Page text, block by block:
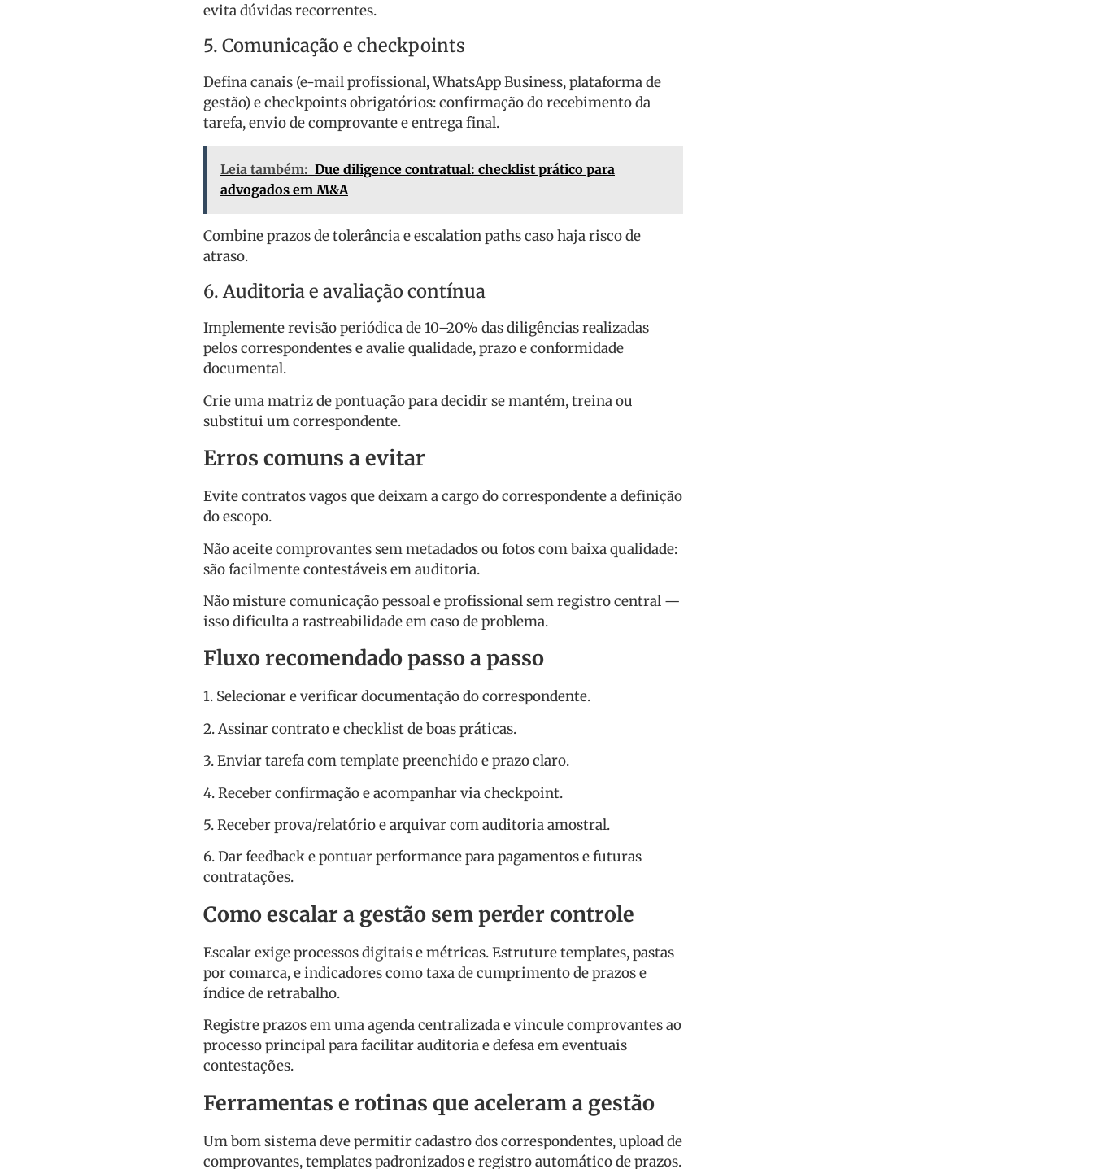
evita dúvidas recorrentes.
5. Comunicação e checkpoints
Defina canais (e-mail profissional, WhatsApp Business, plataforma de
gestão) e checkpoints obrigatórios: confirmação do recebimento da
tarefa, envio de comprovante e entrega final.
Leia também: Due diligence contratual: checklist prático para
advogados em M&A
Combine prazos de tolerância e escalation paths caso haja risco de
atraso.
6. Auditoria e avaliação contínua
Implemente revisão periódica de 10–20% das diligências realizadas
pelos correspondentes e avalie qualidade, prazo e conformidade
documental.
Crie uma matriz de pontuação para decidir se mantém, treina ou
substitui um correspondente.
Erros comuns a evitar
Evite contratos vagos que deixam a cargo do correspondente a definição
do escopo.
Não aceite comprovantes sem metadados ou fotos com baixa qualidade:
são facilmente contestáveis em auditoria.
Não misture comunicação pessoal e profissional sem registro central —
isso dificulta a rastreabilidade em caso de problema.
Fluxo recomendado passo a passo
1. Selecionar e verificar documentação do correspondente.
2. Assinar contrato e checklist de boas práticas.
3. Enviar tarefa com template preenchido e prazo claro.
4. Receber confirmação e acompanhar via checkpoint.
5. Receber prova/relatório e arquivar com auditoria amostral.
6. Dar feedback e pontuar performance para pagamentos e futuras
contratações.
Como escalar a gestão sem perder controle
Escalar exige processos digitais e métricas. Estruture templates, pastas
por comarca, e indicadores como taxa de cumprimento de prazos e
índice de retrabalho.
Registre prazos em uma agenda centralizada e vincule comprovantes ao
processo principal para facilitar auditoria e defesa em eventuais
contestações.
Ferramentas e rotinas que aceleram a gestão
Um bom sistema deve permitir cadastro dos correspondentes, upload de
comprovantes, templates padronizados e registro automático de prazos.